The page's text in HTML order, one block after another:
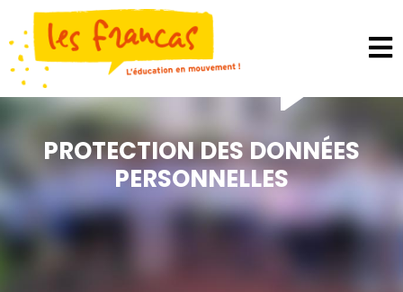
PROTECTION DES DONNÉES
PERSONNELLES
Panneau de gestion des cookies